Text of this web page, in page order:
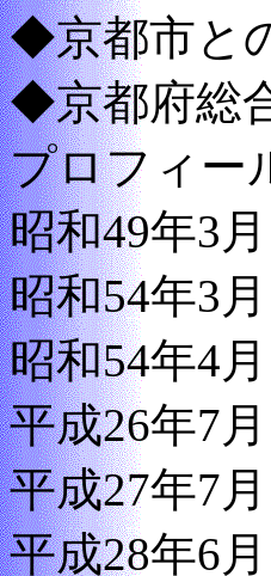
◆京都市と
◆京都府総
プロフィー
昭和49年3
昭和54年3
昭和54年4
平成26年7
平成27年7
平成28年6